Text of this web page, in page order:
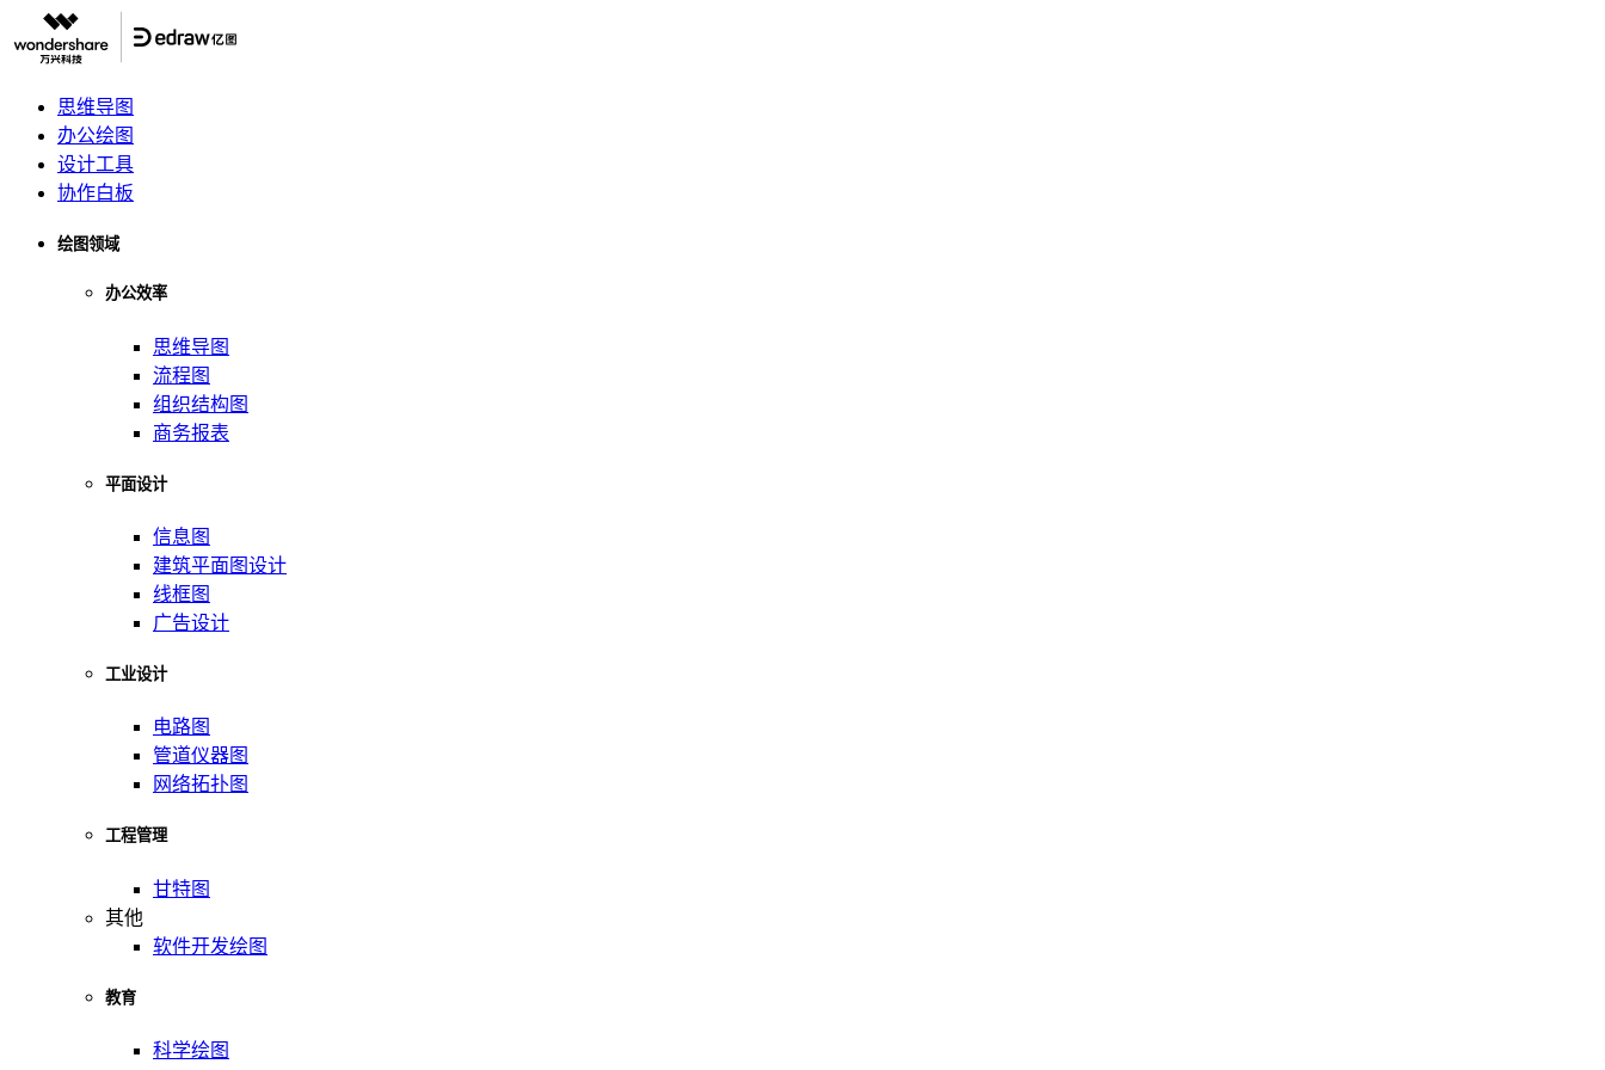
思维导图
办公绘图
设计工具
协作白板
绘图领域
办公效率
思维导图
流程图
组织结构图
商务报表
平面设计
信息图
建筑平面图设计
线框图
广告设计
工业设计
电路图
管道仪器图
网络拓扑图
工程管理
甘特图
其他
软件开发绘图
教育
科学绘图